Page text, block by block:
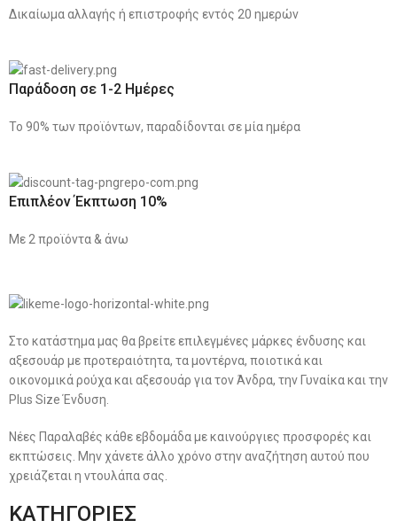
Δικαίωμα αλλαγής ή επιστροφής εντός 20 ημερών
Παράδοση σε 1-2 Ημέρες
Το 90% των προϊόντων, παραδίδονται σε μία ημέρα
Επιπλέον Έκπτωση 10%
Με 2 προϊόντα & άνω
Στο κατάστημα μας θα βρείτε επιλεγμένες μάρκες ένδυσης και
αξεσουάρ με προτεραιότητα, τα μοντέρνα, ποιοτικά και
οικονομικά ρούχα και αξεσουάρ για τον Άνδρα, την Γυναίκα και την
Plus Size Ένδυση.
Νέες Παραλαβές κάθε εβδομάδα με καινούργιες προσφορές και
εκπτώσεις. Μην χάνετε άλλο χρόνο στην αναζήτηση αυτού που
χρειάζεται η ντουλάπα σας.
ΚΑΤΗΓΟΡΙΕΣ